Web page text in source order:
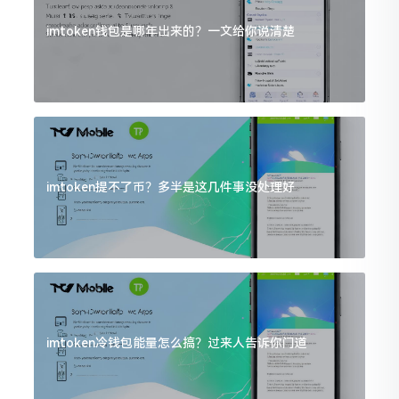
imtoken钱包是哪年出来的？一文给你说清楚
imtoken提不了币？多半是这几件事没处理好
imtoken冷钱包能量怎么搞？过来人告诉你门道